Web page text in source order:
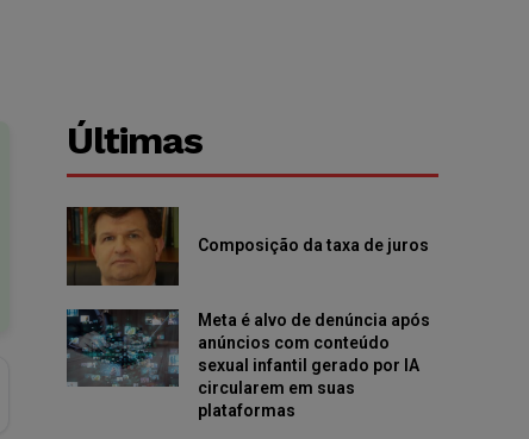
Últimas
Composição da taxa de juros
Meta é alvo de denúncia após
anúncios com conteúdo
sexual infantil gerado por IA
circularem em suas
plataformas